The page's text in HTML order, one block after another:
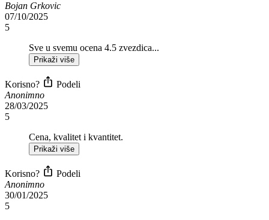
Bojan Grkovic
07/10/2025
5
Sve u svemu ocena 4.5 zvezdica...
Prikaži više
Korisno?
Podeli
Anonimno
28/03/2025
5
Cena, kvalitet i kvantitet.
Prikaži više
Korisno?
Podeli
Anonimno
30/01/2025
5